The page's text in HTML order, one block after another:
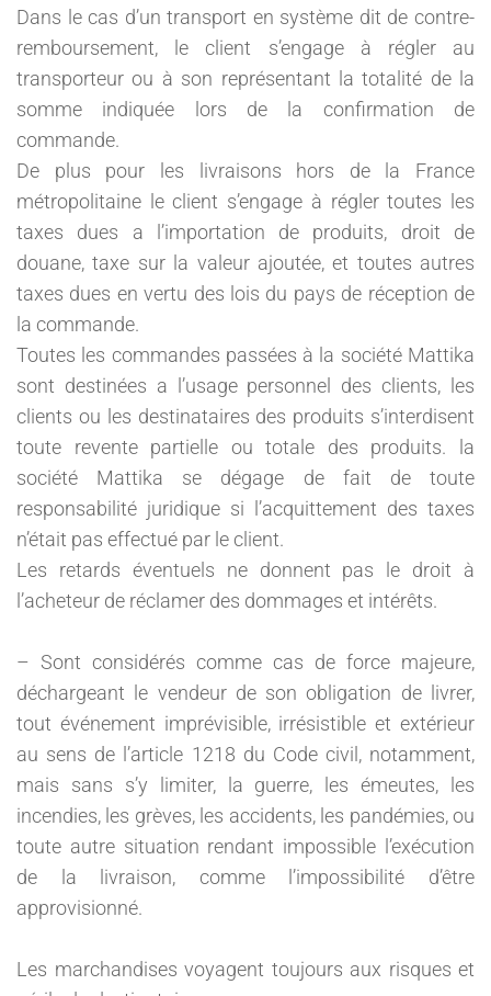
Dans le cas d’un transport en système dit de contre-
remboursement, le client s’engage à régler au
transporteur ou à son représentant la totalité de la
somme indiquée lors de la confirmation de
commande.
De plus pour les livraisons hors de la France
métropolitaine le client s’engage à régler toutes les
taxes dues a l’importation de produits, droit de
douane, taxe sur la valeur ajoutée, et toutes autres
taxes dues en vertu des lois du pays de réception de
la commande.
Toutes les commandes passées à la société Mattika
sont destinées a l’usage personnel des clients, les
clients ou les destinataires des produits s’interdisent
toute revente partielle ou totale des produits. la
société Mattika se dégage de fait de toute
responsabilité juridique si l’acquittement des taxes
n’était pas effectué par le client.
Les retards éventuels ne donnent pas le droit à
l’acheteur de réclamer des dommages et intérêts.
– Sont considérés comme cas de force majeure,
déchargeant le vendeur de son obligation de livrer,
tout événement imprévisible, irrésistible et extérieur
au sens de l’article 1218 du Code civil, notamment,
mais sans s’y limiter, la guerre, les émeutes, les
incendies, les grèves, les accidents, les pandémies, ou
toute autre situation rendant impossible l’exécution
de la livraison, comme l’impossibilité d’être
approvisionné.
Les marchandises voyagent toujours aux risques et